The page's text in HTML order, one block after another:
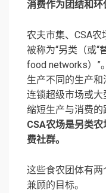
消费作为团结和环
农夫市集、CSA
被称为“另类（或“
food networks）”
生产不同的生产和
连锁超级市场或大
缩短生产与消费的
CSA农场是另类
费社群。
这些食农团体有
兼顾的目标。